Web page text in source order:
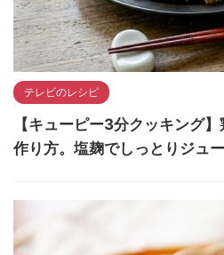
テレビのレシピ
【キューピー3分クッキング
作り方。塩麹でしっとりジュ